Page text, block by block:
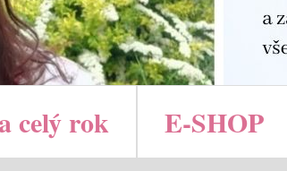
celý rok E-SHOP